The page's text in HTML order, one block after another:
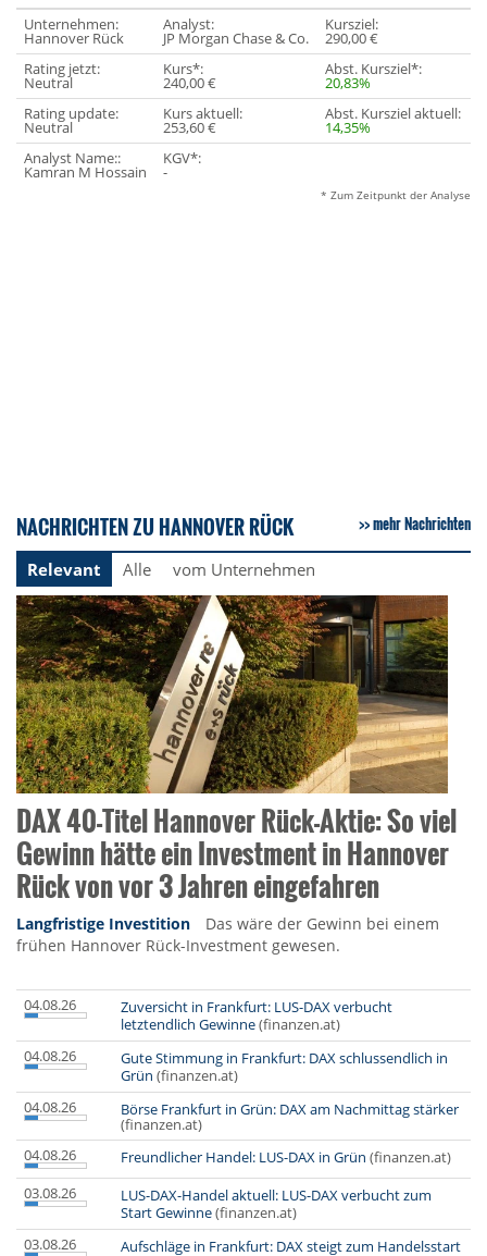
Unternehmen:
Hannover Rück
Analyst:
JP Morgan Chase & Co.
Kursziel:
290,00 €
Rating jetzt:
Neutral
Kurs*:
240,00 €
Abst. Kursziel*:
20,83%
Rating update:
Neutral
Kurs aktuell:
253,60 €
Abst. Kursziel aktuell:
14,35%
Analyst Name::
Kamran M Hossain
KGV*:
-
* Zum Zeitpunkt der Analyse
NACHRICHTEN ZU HANNOVER RÜCK mehr Nachrichten
Relevant Alle vom Unternehmen
DAX 40-Titel Hannover Rück-Aktie: So viel
Gewinn hätte ein Investment in Hannover
Rück von vor 3 Jahren eingefahren
Langfristige Investition
Das wäre der Gewinn bei einem
frühen Hannover Rück-Investment gewesen.
04.08.26
Zuversicht in Frankfurt: LUS-DAX verbucht
letztendlich Gewinne(finanzen.at)
04.08.26
Gute Stimmung in Frankfurt: DAX schlussendlich in
Grün (finanzen.at)
04.08.26
Börse Frankfurt in Grün: DAX am Nachmittag stärker
(finanzen.at)
04.08.26
Freundlicher Handel: LUS-DAX in Grün (finanzen.at)
03.08.26
LUS-DAX-Handel aktuell: LUS-DAX verbucht zum
Start Gewinne(finanzen.at)
03.08.26
Aufschläge in Frankfurt: DAX steigt zum Handelsstart